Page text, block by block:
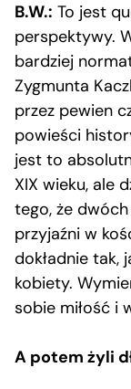
B.W.: To jest
perspektywy.
bardziej
Zygmunta
przez pewien
powieści
jest to
XIX wieku, ale
tego, że
przyjaźni w
dokładnie tak,
kobiety.
sobie miłość i
A potem żyli